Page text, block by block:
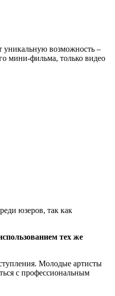
уникальную возможность –
мини-фильма, только видео
юзеров, так как
тех же
Молодые артисты
с профессиональным